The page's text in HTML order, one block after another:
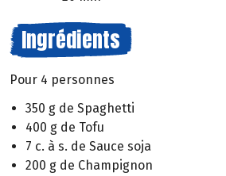
Ingrédients
Pour 4 personnes
350 g de Spaghetti
400 g de Tofu
7 c. à s. de Sauce soja
200 g de Champignon